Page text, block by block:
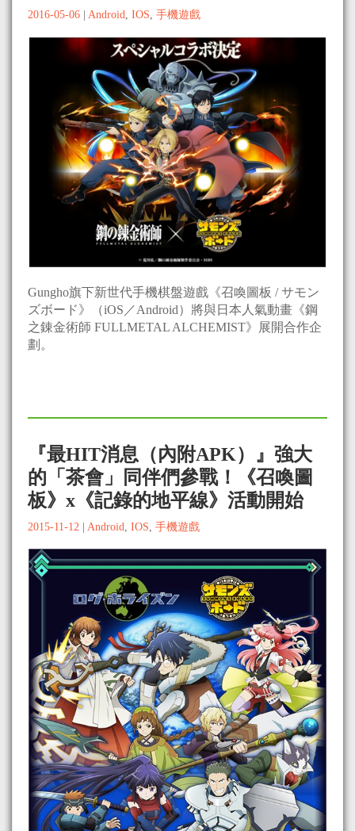
2016-05-06 Android, IOS, 手機遊戲
Gungho旗下新世代手機棋盤遊戲《召喚圖板 / サモン
ズボード》（iOS／Android）將與日本人氣動畫《鋼
之錬金術師 FULLMETAL ALCHEMIST》展開合作企
劃。
『最HIT消息（內附APK）』強大
的「茶會」同伴們參戰！《召喚圖
板》x《記錄的地平線》活動開始
2015-11-12 | Android IOS 手機遊戲